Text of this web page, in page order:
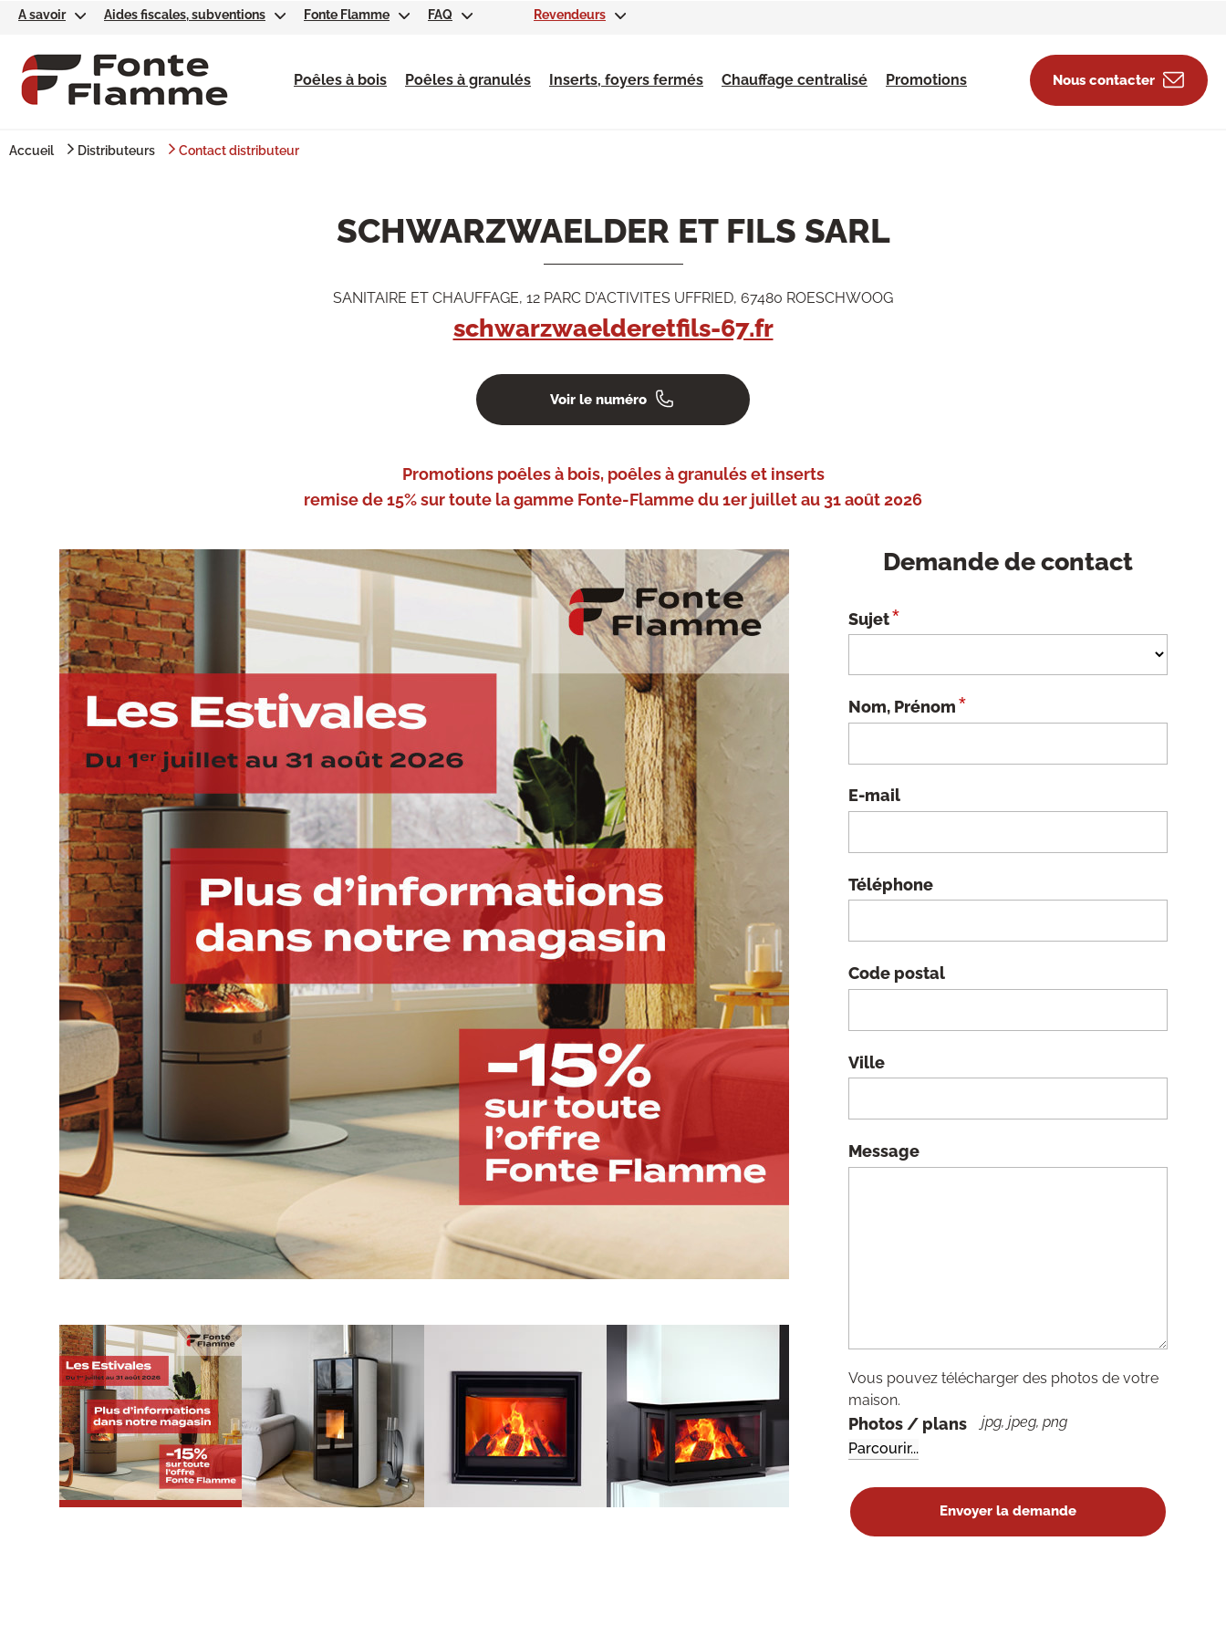
Poêles à bois Poêles à granulés Inserts, foyers fermés Chauffage centralisé Promotions Nous contacter
A savoir Aides fiscales, subventions Fonte Flamme FAQ Revendeurs
Accueil Distributeurs Contact distributeur
SCHWARZWAELDER ET FILS SARL
SANITAIRE ET CHAUFFAGE, 12 PARC D'ACTIVITES UFFRIED, 67480 ROESCHWOOG
schwarzwaelderetfils-67.fr
Voir le numéro
Promotions poêles à bois, poêles à granulés et inserts
remise de 15% sur toute la gamme Fonte-Flamme du 1er juillet au 31 août 2026
Demande de contact
Sujet*
Nom, Prénom*
E-mail
Téléphone
Code postal
Ville
Message
Vous pouvez télécharger des photos de votre
maison.
Photos / plans jpg, jpeg, png